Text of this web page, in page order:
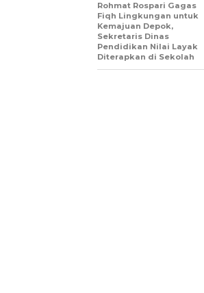
Rohmat Rospari Gagas
Fiqh Lingkungan untuk
Kemajuan Depok,
Sekretaris Dinas
Pendidikan Nilai Layak
Diterapkan di Sekolah